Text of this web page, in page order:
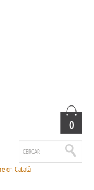
0
en Català